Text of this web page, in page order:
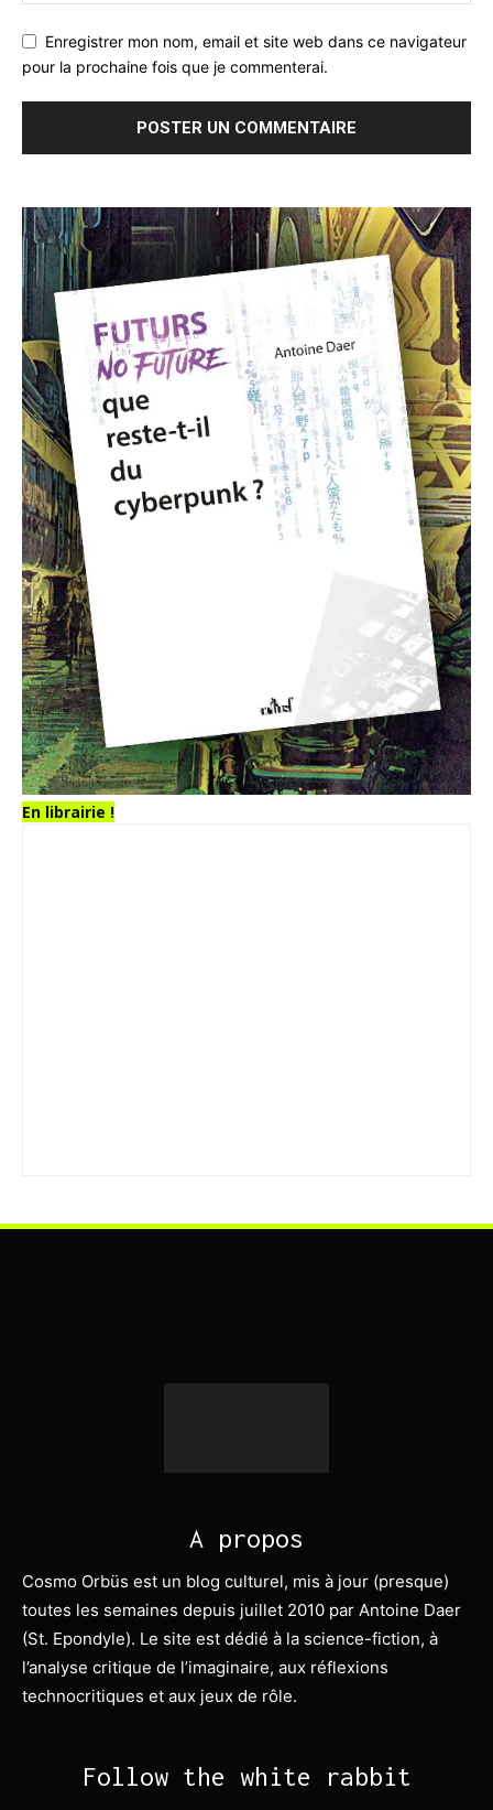
Enregistrer mon nom, email et site web dans ce navigateur
pour la prochaine fois que je commenterai.
En librairie !
A propos
Cosmo Orbüs est un blog culturel, mis à jour (presque)
toutes les semaines depuis juillet 2010 par Antoine Daer
(St. Epondyle). Le site est dédié à la science-fiction, à
l’analyse critique de l’imaginaire, aux réflexions
technocritiques et aux jeux de rôle.
Follow the white rabbit